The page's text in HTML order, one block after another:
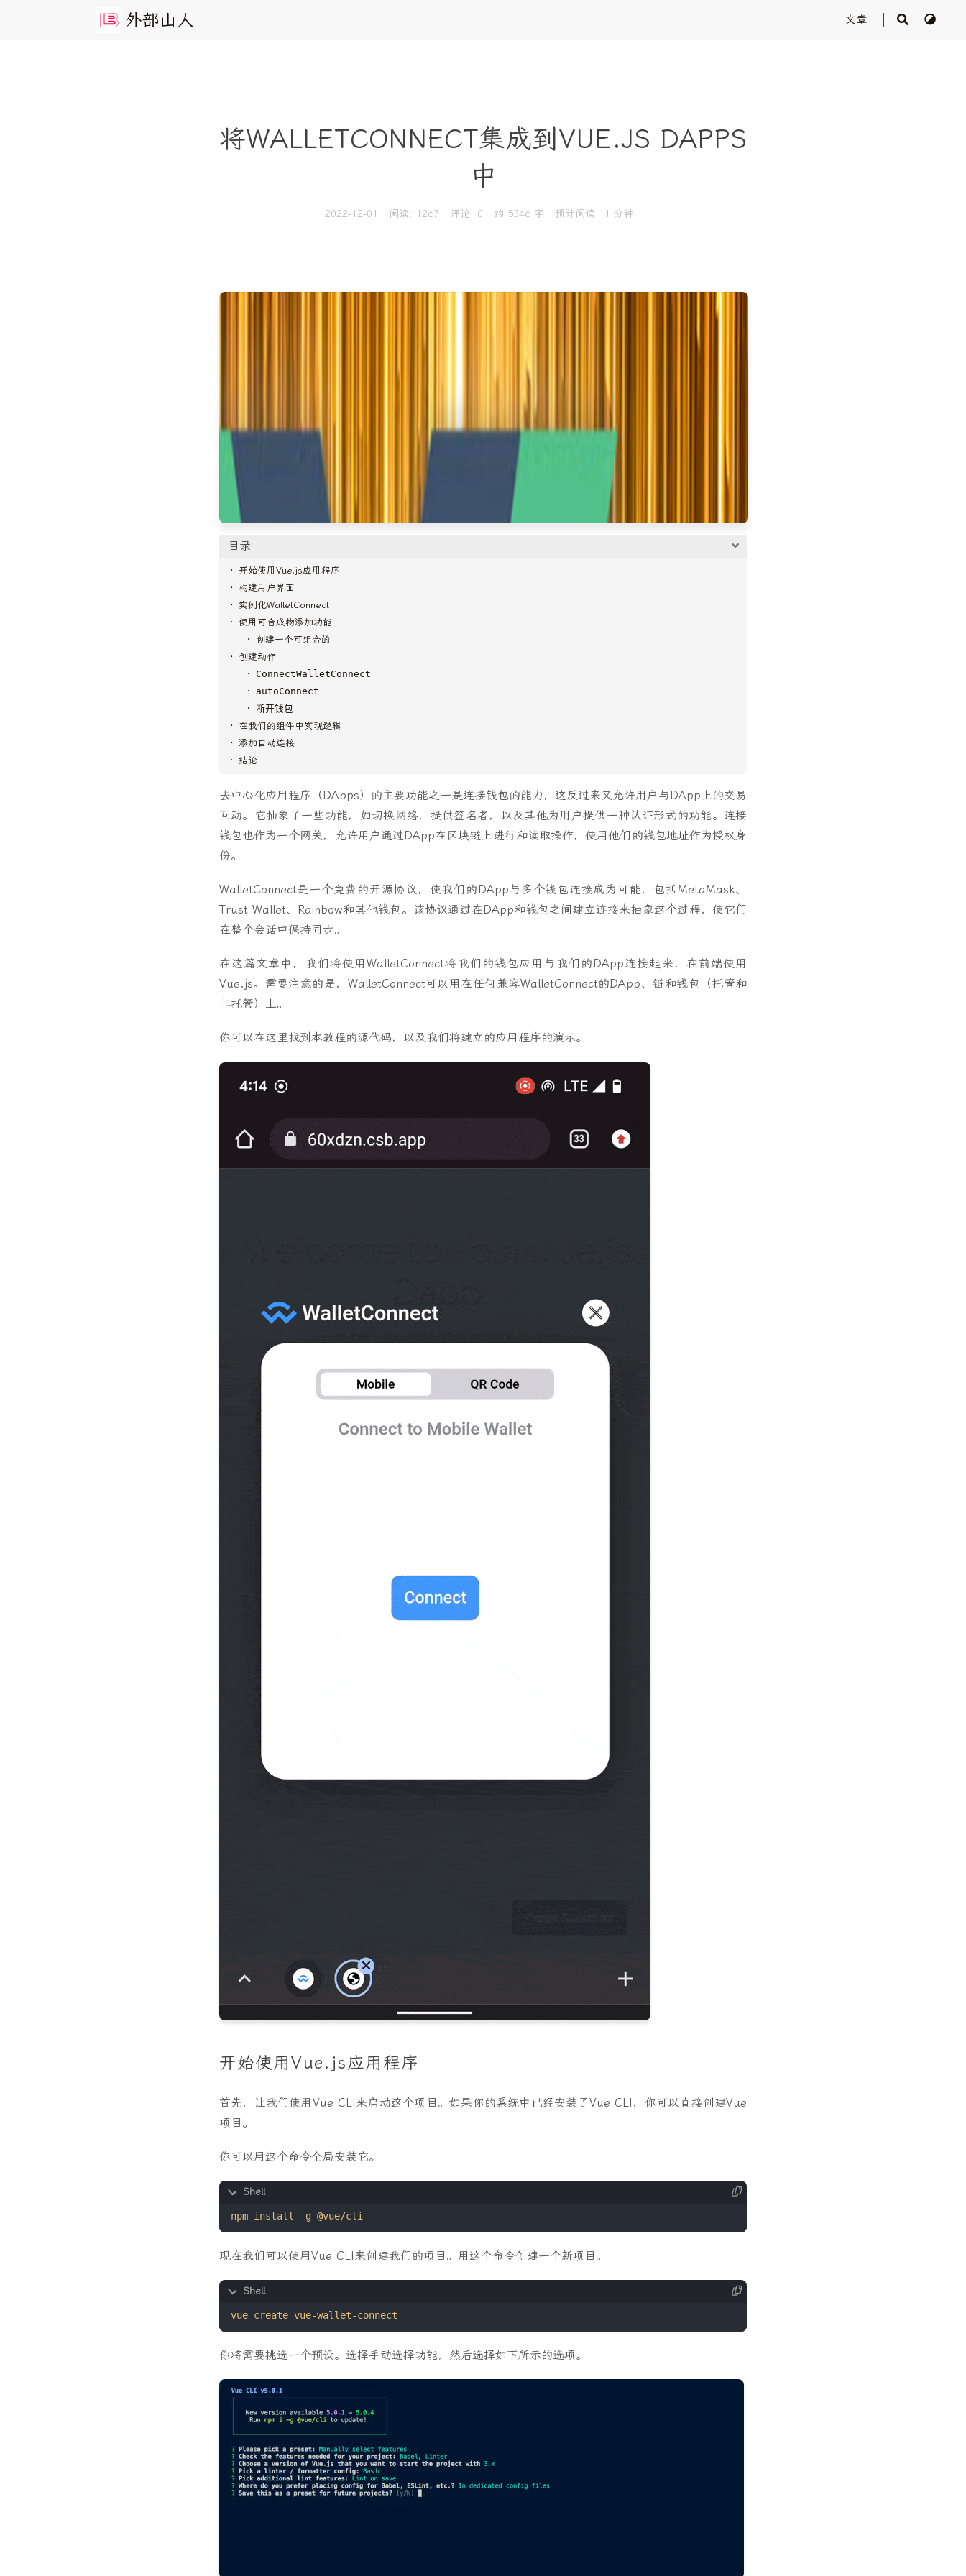
外部山 人 文章
将WALLETCONNECT集成到VUE.JS DAPPS
中
2022-12-01 阅读: 1267 评论: 0 约 5346 字 预计阅读 11 分钟
目录
开始使用Vue.js应用程序
构建用户界面
实例化WalletConnect
使用可合成物添加功能
创建一个可组合的
创建动作
ConnectWalletConnect
autoConnect
断开钱包
在我们的组件中实现逻辑
添加自动连接
结论
去中心化应用程序（DApps）的主要功能之一是连接钱包的能力，这反过来又允许用户与DApp上的交易
互动。它抽象了一些功能，如切换网络，提供签名者，以及其他为用户提供一种认证形式的功能。连接
钱包也作为一个网关，允许用户通过DApp在区块链上进行和读取操作，使用他们的钱包地址作为授权身
份。
WalletConnect是一个免费的开源协议，使我们的DApp与多个钱包连接成为可能，包括MetaMask、
Trust Wallet、Rainbow和其他钱包。该协议通过在DApp和钱包之间建立连接来抽象这个过程，使它们
在整个会话中保持同步。
在这篇文章中，我们将使用WalletConnect将我们的钱包应用与我们的DApp连接起来，在前端使用
Vue.js。需要注意的是，WalletConnect可以用在任何兼容WalletConnect的DApp、链和钱包（托管和
非托管）上。
你可以在这里找到本教程的源代码，以及我们将建立的应用程序的演示。
开始使用Vue.js应用程序
首先，让我们使用Vue CLI来启动这个项目。如果你的系统中已经安装了Vue CLI，你可以直接创建Vue
项目。
你可以用这个命令全局安装它。
1
现在我们可以使用Vue CLI来创建我们的项目。用这个命令创建一个新项目。
1
你将需要挑选一个预设。选择手动选择功能，然后选择如下所示的选项。